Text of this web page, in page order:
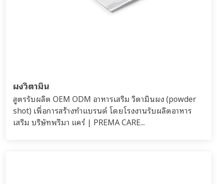
ผงวิตามิน
สูตรรับผลิต OEM ODM อาหารเสริม วิตามินผง (powder
shot) เพื่อการสร้างทำแบรนด์ โดยโรงงานรับผลิตอาหาร
เสริม บริษัทพรีมา แคร์ | PREMA CARE...